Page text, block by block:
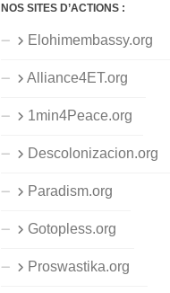
NOS SITES D’ACTIONS :
Elohimembassy.org
Alliance4ET.org
1min4Peace.org
Descolonizacion.org
Paradism.org
Gotopless.org
Proswastika.org